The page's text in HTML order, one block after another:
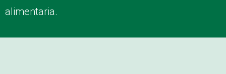
alimentaria.